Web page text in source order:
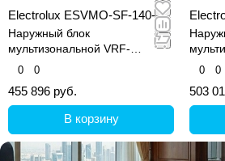
Electrolux ESVMO-SF-140-H
Наружный блок
мультизональной VRF-
системы, серия Step Free
0 0
455 896 руб.
В корзину
0 0
503